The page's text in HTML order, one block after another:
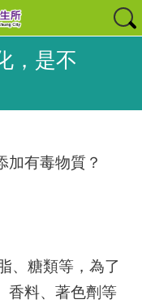
，是不
加有毒物質？
、糖類等，為了
香料、著色劑等